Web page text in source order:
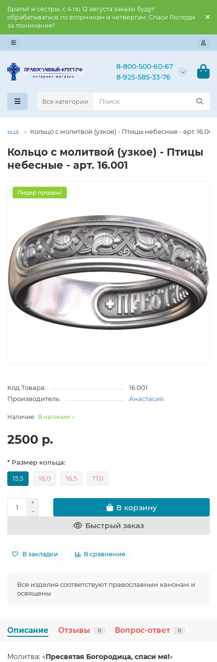
Братья и сёстры, с 4 по 12 августа заказы будут
обрабатываться по вторникам и четвергам. Спаси Господи
за понимание!
8-800-500-60-67
8-925-585-33-76
Все категории
Кольцо с молитвой (узкое) - Птицы небесные - арт. 16.001
Кольцо с молитвой (узкое) - Птицы
небесные - арт. 16.001
Лидер продаж!
Код Товара:
16.001
Производитель:
Анастасия
В наличии ✓
2500 р.
* Размер кольца:
15,5 16,0 16,5 17,0
В корзину
Быстрый заказ
В закладки В сравнение
Все изделия соответствуют православным канонам и
освящены
Описание Отзывы 0 Вопрос-ответ 0
Молитва: «Пресвятая Богородица, спаси мя!»